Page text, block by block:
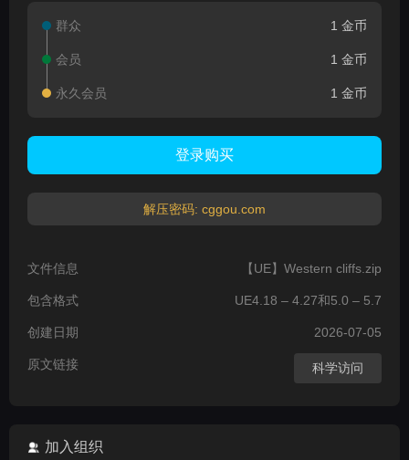
群众 1 金币
会员 1 金币
永久会员 1 金币
登录购买
解压密码: cggou.com
文件信息 【UE】Western cliffs.zip
包含格式 UE4.18 – 4.27和5.0 – 5.7
创建日期 2026-07-05
原文链接 科学访问
加入组织